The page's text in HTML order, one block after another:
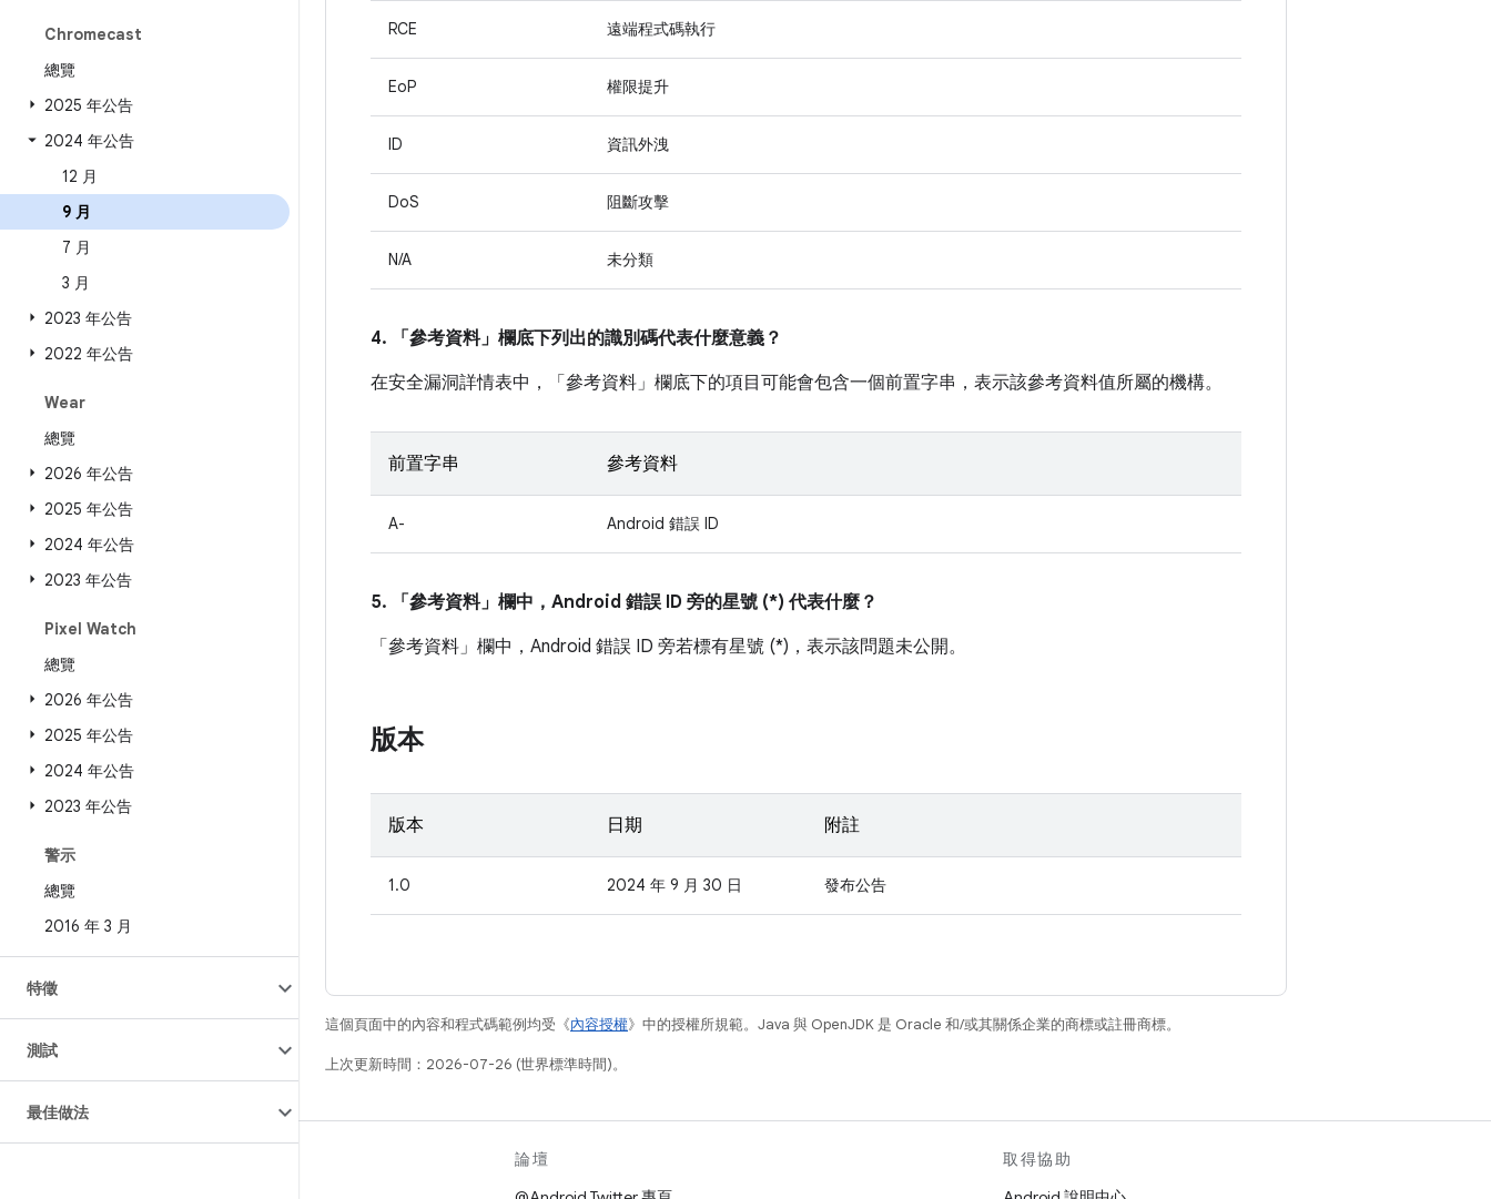
Chromecast
總覽
2025 年公告
2024 年公告
12 月
9 月
7 月
3 月
2023 年公告
2022 年公告
Wear
總覽
2026 年公告
2025 年公告
2024 年公告
2023 年公告
Pixel Watch
總覽
2026 年公告
2025 年公告
2024 年公告
2023 年公告
警示
總覽
2016 年 3 月
特徵
測試
最佳做法
RCE 遠端程式碼執行
EoP 權限提升
ID 資訊外洩
DoS 阻斷攻擊
N/A 未分類
4. 「參考資料」 欄底下列出的識別碼代表什麼意義？
在安全漏洞詳情表中，「參考資料」 欄底下的項目可能會包含一個前置字串，表示該參考資料值所屬的機構。
前置字串 參考資料
A- Android 錯誤 ID
5. 「參考資料」 欄中，Android 錯誤 ID 旁的星號 (*) 代表什麼？
「參考資料」 欄中，Android 錯誤 ID 旁若標有星號 (*)，表示該問題未公開。
版本
版本 日期 附註
1.0 2024 年 9 月 30 日 發布公告
這個頁面中的內容和程式碼範例均受《內容授權》中的授權所規範。Java 與 OpenJDK 是 Oracle 和/或其關係企業的商標或註冊商標。
上次更新時間：2026-07-26 (世界標準時間)。
論壇
取得協助